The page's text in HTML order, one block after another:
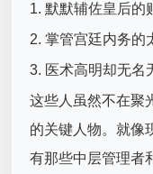
1. 默默辅佐皇后的
2. 掌管宫廷内务的
3. 医术高明却无名
这些人虽然不在聚
的关键人物。就像
有那些中层管理者